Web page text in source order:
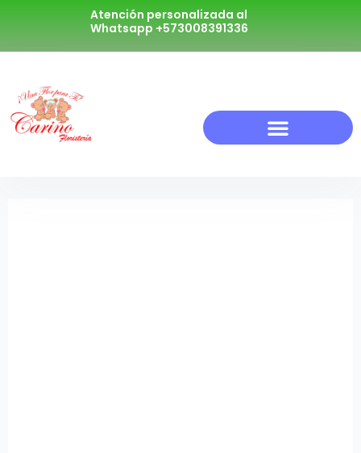
Atención personalizada al
Whatsapp +573008391336